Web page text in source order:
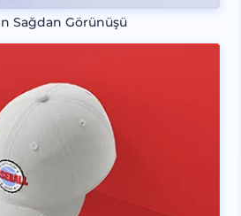
Sağdan Görünüşü